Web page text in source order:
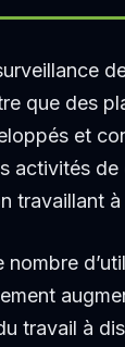
que des
et
activités
travaillant à
nombre
travail à